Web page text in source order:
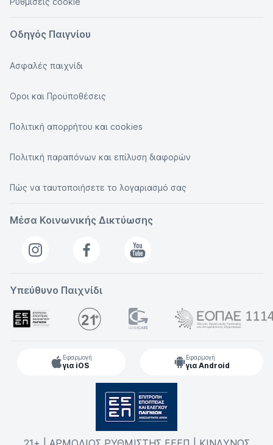
Οδηγός Παιγνίου
Ασφαλές παιχνίδι
Οροι και Προϋποθέσεις
Πολιτική απορρήτου και cookies
Πολιτική παραπόνων και επίλυση διαφορών
Πώς να ταυτοποιήσετε το λογαριασμό σας
Μέσα Κοινωνικής Δικτύωσης
Υπεύθυνο Παιχνίδι
Εφαρμογή
για iOS
Εφαρμογή
για Android